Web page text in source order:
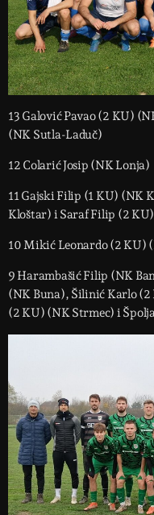
13 Galović Pavao (2 KU)
(NK Sutla-Laduč)
12 Colarić Josip (NK Lonja)
11 Gajski Filip (1 KU) (NK
Kloštar) i Saraf Filip (2
10 Mikić Leonardo (2 KU)
9 Harambašić Filip (NK
(NK Buna), Šilinić Karlo (2
(2 KU) (NK Strmec) i